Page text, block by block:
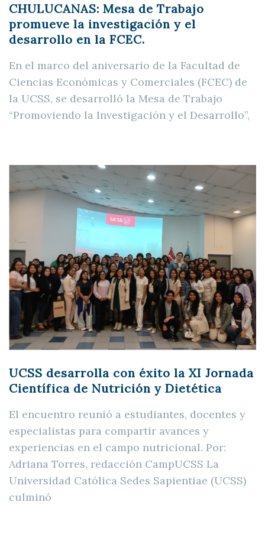
CHULUCANAS: Mesa de Trabajo
promueve la investigación y el
desarrollo en la FCEC.
En el marco del aniversario de la Facultad de
Ciencias Económicas y Comerciales (FCEC) de
la UCSS, se desarrolló la Mesa de Trabajo
“Promoviendo la Investigación y el Desarrollo”,
UCSS desarrolla con éxito la XI Jornada
Científica de Nutrición y Dietética
El encuentro reunió a estudiantes, docentes y
especialistas para compartir avances y
experiencias en el campo nutricional. Por:
Adriana Torres, redacción CampUCSS La
Universidad Católica Sedes Sapientiae (UCSS)
culminó